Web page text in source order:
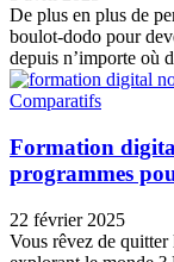
De plus en plus de
boulot-dodo pour
depuis n’importe où
Comparatifs
Formation
programmes
22 février 2025
Vous rêvez de